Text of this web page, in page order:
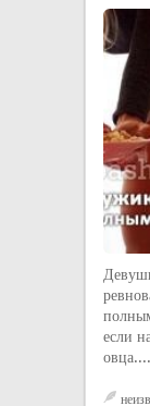
если
овца....